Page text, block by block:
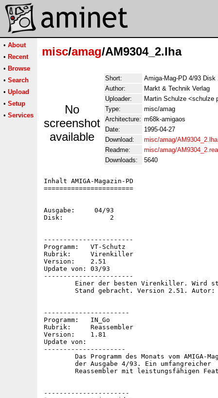
• About
• Recent
• Browse
• Search
• Upload
• Setup
• Services
misc/amag/AM9304_2.lha
No
screenshot
available
Short:
Amiga-Mag-PD 4/93 Disk
Author:
Markt & Technik Verlag
Uploader:
Martin Schulze <schulze
Type:
misc/amag
Architecture: m68k-amigaos
Date:
1995-04-27
Download:
misc/amag/AM9304_2.lha
Readme:
misc/amag/
Downloads:
5640
Inhalt AMIGA-Magazin-PD
=======================
Ausgabe:     04/93
Disk:            2
-----------------------
Programm:   VT-Schutz
Rubrik:     Virenkiller
Version:    2.51
Update von: 03/93
-----------------------
----------------------
Programm:   IN_Go
Rubrik:     Reassembler
Version:    1.81
Update von:
---------------------
----------------------